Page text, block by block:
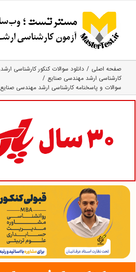
content
صفحه اصلی
دانلود سوالات کنکور کارشناسی ارشد
کارشناسی ارشد مهندسی صنایع
سوالات و پاسخنامه کارشناسی ارشد مهندسی صنایع ۱۴۰۳